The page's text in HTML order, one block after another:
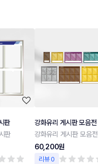
판
판
강화유리 게시판 모음전
강화유리 게시판 모음전
60,200원
리뷰 0